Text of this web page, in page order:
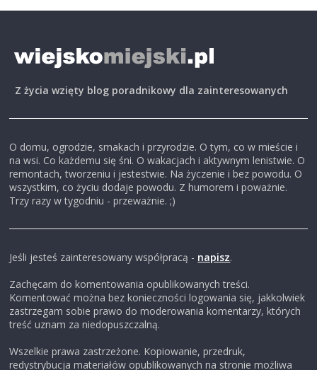
e
j
s
k
i
,
b
l
o
Z życia wzięty blog poradnikowy dla zainteresowanych
O domu, ogrodzie, smakach i przyrodzie. O tym, co w mieście i
na wsi. Co każdemu się śni. O wakacjach i aktywnym lenistwie. O
remontach, tworzeniu i jestestwie. Na życzenie i bez powodu. O
wszystkim, co życiu dodaje powodu. Z humorem i poważnie.
Trzy razy w tygodniu - przeważnie. ;)
Jeśli jesteś zainteresowany współpracą - napisz.
Zachęcam do komentowania opublikowanych treści.
Komentować można bez konieczności logowania się, jakkolwiek
zastrzegam sobie prawo do moderowania komentarzy, których
treść uznam za niedopuszczalną.
Wszelkie prawa zastrzeżone. Kopiowanie, przedruk,
redystrybucja materiałów opublikowanych na stronie możliwa